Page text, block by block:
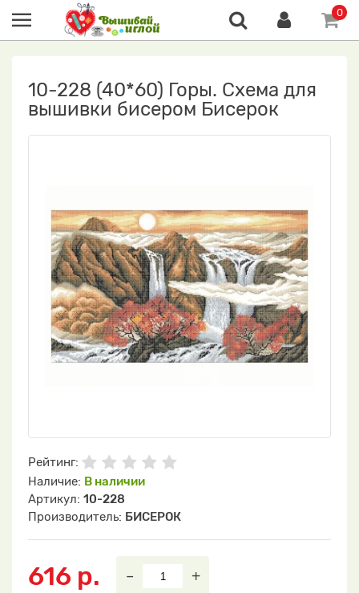
0
10-228 (40*60) Горы. Схема для
вышивки бисером Бисерок
Рейтинг:
Наличие: В наличии
Артикул: 10-228
Производитель: БИСЕРОК
616 р. – +